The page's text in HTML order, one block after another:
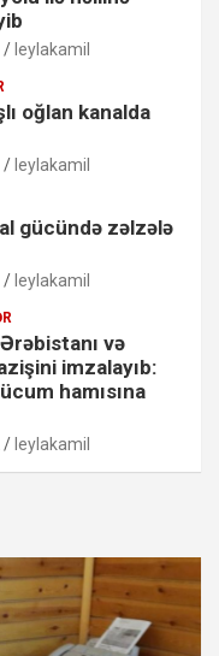
leylakamil
oğlan kanalda
leylakamil
gücündə zəlzələ
leylakamil
və
imzalayıb:
hamısına
leylakamil